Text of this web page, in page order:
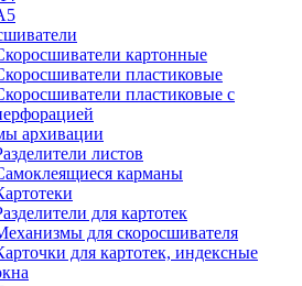
картонные
пластиковые
пластиковые с
архивации
листов
карманы
для картотек
для скоросшивателя
для картотек, индексные